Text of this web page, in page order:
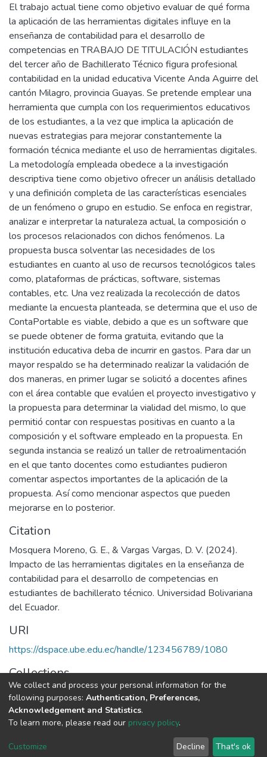
El trabajo actual tiene como objetivo evaluar de qué forma
la aplicación de las herramientas digitales influye en la
enseñanza de contabilidad para el desarrollo de
competencias en TRABAJO DE TITULACIÓN estudiantes
del tercer año de Bachillerato Técnico figura profesional
contabilidad en la unidad educativa Vicente Anda Aguirre del
cantón Milagro, provincia Guayas. Se pretende emplear una
herramienta que cumpla con los requerimientos educativos
de los estudiantes, a la vez que implica la aplicación de
nuevas estrategias para mejorar constantemente la
formación técnica mediante el uso de herramientas digitales.
La metodología empleada obedece a la investigación
descriptiva tiene como objetivo ofrecer un análisis detallado
y una definición completa de las características esenciales
de un fenómeno o grupo en estudio. Se enfoca en registrar,
analizar e interpretar la naturaleza actual, la composición o
los procesos relacionados con dichos fenómenos. La
propuesta busca solventar las necesidades de los
estudiantes en cuanto al uso de recursos tecnológicos tales
como, plataformas de prácticas, software, sistemas
contables, etc. Una vez realizada la recolección de datos
mediante la encuesta planteada, se determina que el uso de
ContaPortable es viable, debido a que es un software que
se puede obtener de forma gratuita, evitando que la
institución educativa deba de incurrir en gastos. Para dar un
mayor respaldo se ha determinado realizar la validación de
dos maneras, en primer lugar se solicitó a docentes afines
con el área contable que evalúen el proyecto investigativo y
la propuesta para determinar la vialidad del mismo, lo que
permitió contar con respuestas positivas en cuanto a la
composición y el software empleado en la propuesta. En
segunda instancia se realizó un taller de retroalimentación
en el que tanto docentes como estudiantes pudieron
comentar aspectos importantes de la aplicación de la
propuesta. Así como mencionar aspectos que pueden
mejorarse en lo posterior.
Citation
Mosquera Moreno, G. E., & Vargas Vargas, D. V. (2024).
Impacto de las herramientas digitales en la enseñanza de
contabilidad para el desarrollo de competencias en
estudiantes de bachillerato técnico. Universidad Bolivariana
del Ecuador.
URI
https://dspace.ube.edu.ec/handle/123456789/1080
Collections
Tesis
Full item page
We collect and process your personal information for the
following purposes: Authentication, Preferences,
Acknowledgement and Statistics.
To learn more, please read our privacy policy.
Customize Decline That's ok